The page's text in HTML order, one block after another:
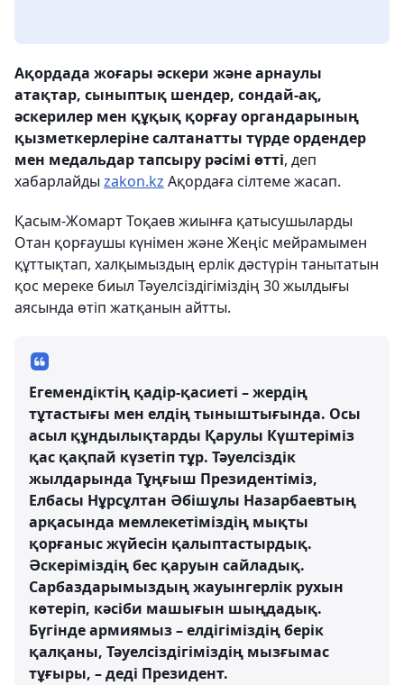
Ақордада жоғары әскери және арнаулы
атақтар, сыныптық шендер, сондай-ақ,
әскерилер мен құқық қорғау органдарының
қызметкерлеріне салтанатты түрде ордендер
мен медальдар тапсыру рәсімі өтті, деп
хабарлайды zakon.kz Ақордаға сілтеме жасап.
Қасым-Жомарт Тоқаев жиынға қатысушыларды
Отан қорғаушы күнімен және Жеңіс мейрамымен
құттықтап, халқымыздың ерлік дәстүрін танытатын
қос мереке биыл Тәуелсіздігіміздің 30 жылдығы
аясында өтіп жатқанын айтты.
Егемендіктің қадір-қасиеті – жердің
тұтастығы мен елдің тыныштығында. Осы
асыл құндылықтарды Қарулы Күштеріміз
қас қақпай күзетіп тұр. Тәуелсіздік
жылдарында Тұңғыш Президентіміз,
Елбасы Нұрсұлтан Әбішұлы Назарбаевтың
арқасында мемлекетіміздің мықты
қорғаныс жүйесін қалыптастырдық.
Әскеріміздің бес қаруын сайладық.
Сарбаздарымыздың жауынгерлік рухын
көтеріп, кәсіби машығын шыңдадық.
Бүгінде армиямыз – елдігіміздің берік
қалқаны, Тәуелсіздігіміздің мызғымас
тұғыры, – деді Президент.